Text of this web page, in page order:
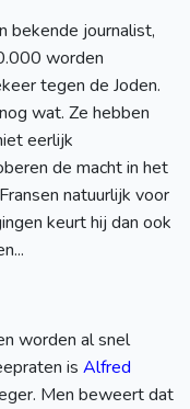
bekende journalist,
worden
tegen de Joden.
wat. Ze hebben
eerlijk
de macht in het
natuurlijk voor
keurt hij dan ook
worden al snel
is Alfred
Men beweert dat